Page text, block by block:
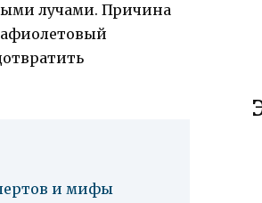
лучами. Причина
и мифы